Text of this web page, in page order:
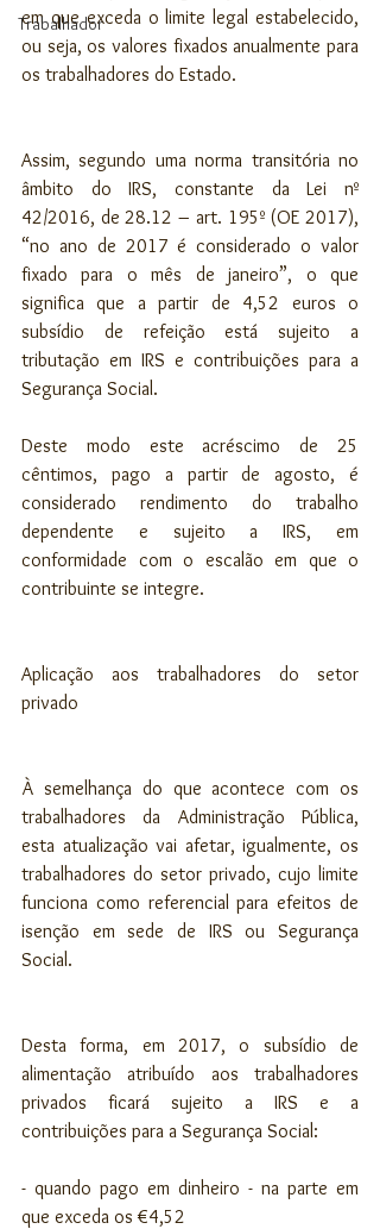
Trabalhador
em que exceda o limite legal estabelecido,
ou seja, os valores fixados anualmente para
os trabalhadores do Estado.
Assim, segundo uma norma transitória no
âmbito do IRS, constante da Lei nº
42/2016, de 28.12 – art. 195º (OE 2017),
“no ano de 2017 é considerado o valor
fixado para o mês de janeiro”, o que
significa que a partir de 4,52 euros o
subsídio de refeição está sujeito a
tributação em IRS e contribuições para a
Segurança Social.
Deste modo este acréscimo de 25
cêntimos, pago a partir de agosto, é
considerado rendimento do trabalho
dependente e sujeito a IRS, em
conformidade com o escalão em que o
contribuinte se integre.
Aplicação aos trabalhadores do setor
privado
À semelhança do que acontece com os
trabalhadores da Administração Pública,
esta atualização vai afetar, igualmente, os
trabalhadores do setor privado, cujo limite
funciona como referencial para efeitos de
isenção em sede de IRS ou Segurança
Social.
Desta forma, em 2017, o subsídio de
alimentação atribuído aos trabalhadores
privados ficará sujeito a IRS e a
contribuições para a Segurança Social:
- quando pago em dinheiro - na parte em
que exceda os €4,52